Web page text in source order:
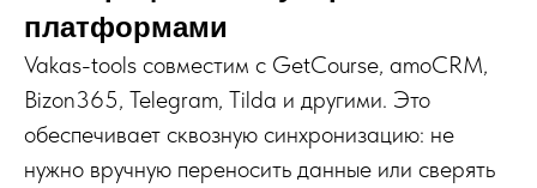
платформами
Vakas-tools совместим с GetCourse, amoCRM,
Bizon365, Telegram, Tilda и другими. Это
обеспечивает сквозную синхронизацию: не
нужно вручную переносить данные или сверять